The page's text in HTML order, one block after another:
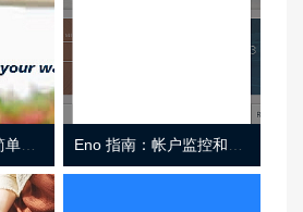
资本一虚拟信用卡简单介绍